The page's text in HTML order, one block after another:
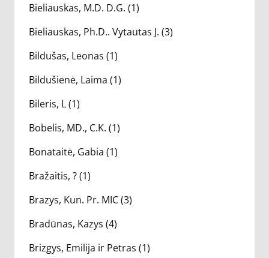
Bieliauskas, M.D. D.G. (1)
Bieliauskas, Ph.D.. Vytautas J. (3)
Bildušas, Leonas (1)
Bildušienė, Laima (1)
Bileris, L (1)
Bobelis, MD., C.K. (1)
Bonataitė, Gabia (1)
Bražaitis, ? (1)
Brazys, Kun. Pr. MIC (3)
Bradūnas, Kazys (4)
Brizgys, Emilija ir Petras (1)